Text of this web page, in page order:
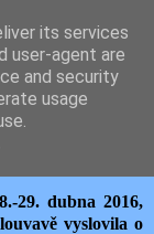
29. dubna 2016,
vyslovila o
its services
user-agent are
and security
usage